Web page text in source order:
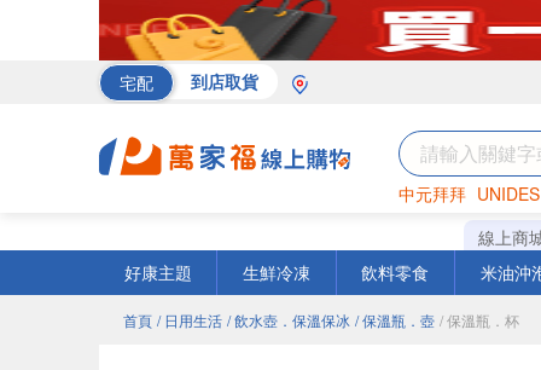
宅配 到店取貨
中元拜拜
海苔 巧克力
線上商
好康主題
生鮮冷凍 飲料零食 米油沖
首頁 / 日用生活 / 飲水壺．保溫保冰 / 保溫瓶．壺 / 保溫瓶．杯